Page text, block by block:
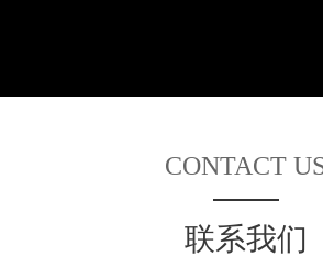
CONTACT
联系我们